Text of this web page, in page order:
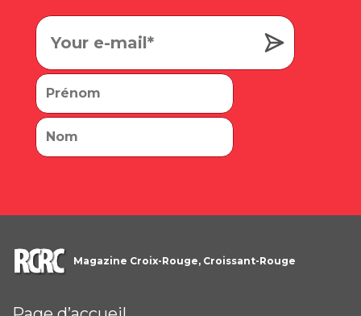
Magazine Croix-Rouge, Croissant-Rouge